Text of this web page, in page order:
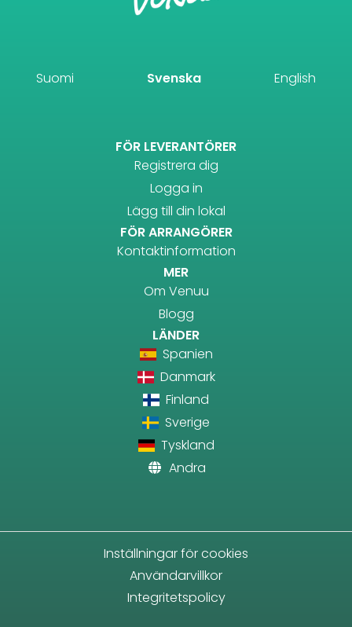
Suomi Svenska English
FÖR LEVERANTÖRER
Registrera dig
Logga in
Lägg till din lokal
FÖR ARRANGÖRER
Kontaktinformation
MER
Om Venuu
Blogg
LÄNDER
Spanien
Danmark
Finland
Sverige
Tyskland
Andra
Inställningar för cookies
Användarvillkor
Integritetspolicy